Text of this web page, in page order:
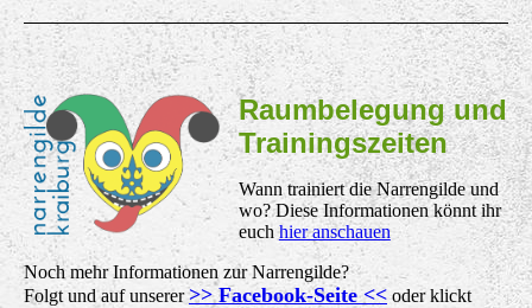
Raumbelegung und
Trainingszeiten
Wann trainiert die Narrengilde und
wo? Diese Informationen könnt ihr
euchhier anschauen
Noch mehr Informationen zur Narrengilde?
Folgt und auf unserer>> Facebook-Seite << oder klickt